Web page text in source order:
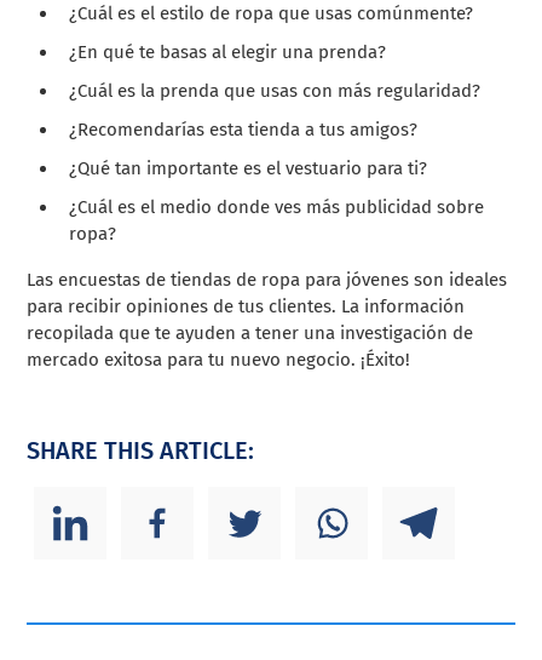
¿Cuál es el estilo de ropa que usas comúnmente?
¿En qué te basas al elegir una prenda?
¿Cuál es la prenda que usas con más regularidad?
¿Recomendarías esta tienda a tus amigos?
¿Qué tan importante es el vestuario para ti?
¿Cuál es el medio donde ves más publicidad sobre
ropa?
Las encuestas de tiendas de ropa para jóvenes son ideales
para recibir opiniones de tus clientes. La información
recopilada que te ayuden a tener una investigación de
mercado exitosa para tu nuevo negocio. ¡Éxito!
SHARE THIS ARTICLE: